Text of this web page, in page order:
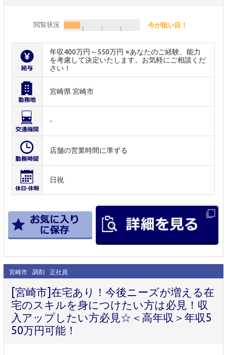
閲覧状況 今が狙い目！
年収400万円～550万円 ※あなたのご経験、能力
を考慮して決定いたします。お気軽にご相談くだ
さい！
宮崎県 宮崎市
-
店舗の営業時間に準ずる
日祝
宮崎市 調剤 正社員
[宮崎市]在宅あり！今後ニーズが増える在
宅のスキルを身につけたい方は必見！収
入アップしたい方必見☆＜高年収＞年収5
50万円可能！